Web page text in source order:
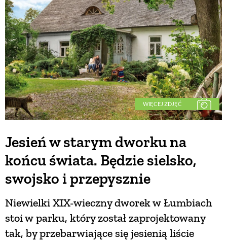
WIĘCEJ ZDJĘĆ
Jesień w starym dworku na
końcu świata. Będzie sielsko,
swojsko i przepysznie
Niewielki XIX-wieczny dworek w Łumbiach
stoi w parku, który został zaprojektowany
tak, by przebarwiające się jesienią liście
BUDUJEMY DOM
OGRÓD
WARZYWA I OWOCE
PORADY
PROJEKTOWANIE OGRODU